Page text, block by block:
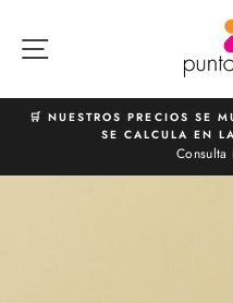
directamente
🛒 NUESTROS PRECIOS SE
SE CALCULA EN
Consulta